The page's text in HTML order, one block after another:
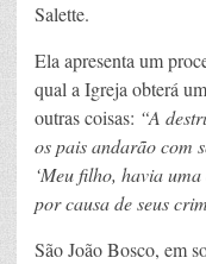
Salette.
Ela apresenta um
qual a Igreja obterá
outras coisas: “A
os pais andarão com
‘Meu filho, havia
por causa de seus
São João Bosco, em